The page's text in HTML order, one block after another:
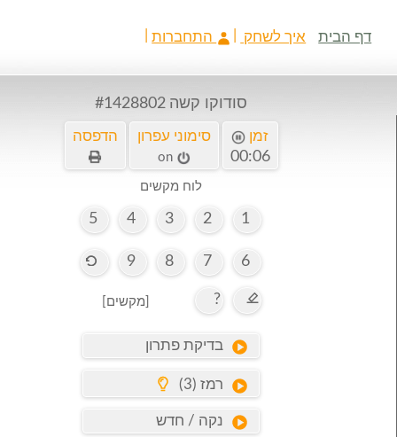
דף הבית איך לשחק התחברות
סודוקו קשה #1428802
זמן
00:06
סימוני עפרון
on
הדפסה
לוח מקשים
1
2
3
4
5
6
7
8
9
? [מקשים]
בדיקת פתרון
רמז (3)
נקה / חדש